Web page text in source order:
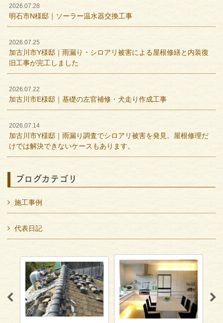
2026.07.28
明石市N様邸｜ソーラー温水器交換工事
2026.07.25
加古川市Y様邸｜雨漏り・シロアリ被害による屋根修繕と内装復
旧工事が完工しました
2026.07.22
加古川市E様邸｜基礎の左官補修・犬走り作成工事
2026.07.14
加古川市Y様邸｜雨漏り調査でシロアリ被害を発見。屋根修理だ
けでは解決できないケースもあります。
ブログカテゴリ
施工事例
代表日記